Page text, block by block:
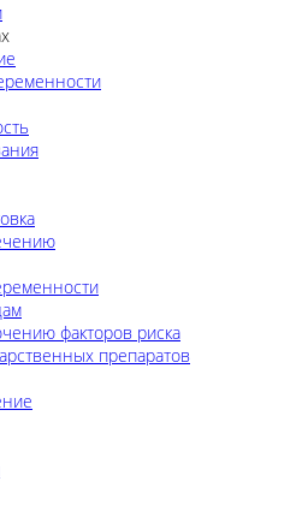
факторов риска
препаратов